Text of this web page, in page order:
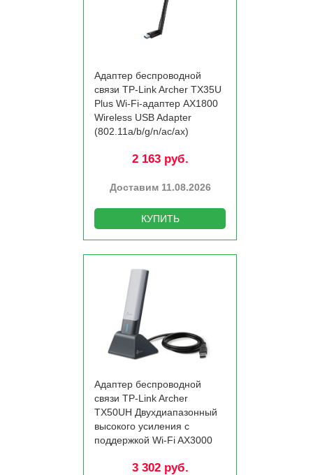
Адаптер беспроводной
связи TP-Link Archer TX35U
Plus Wi-Fi-адаптер AX1800
Wireless USB Adapter
(802.11a/­b/­g/­n/­ac/­ax)
2 163 руб.
Доставим 11.08.2026
КУПИТЬ
Адаптер беспроводной
связи TP-Link Archer
TX50UH Двухдиапазонный
высокого усиления с
поддержкой Wi-Fi AX3000
3 302 руб.